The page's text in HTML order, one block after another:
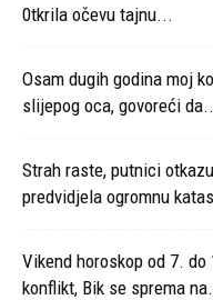
0tkrila očevu tajnu...
Osam dugih godina moj
slijepog oca, govoreći
Strah raste, putnici
predvidjela ogromnu
Vikend horoskop od 7.
konflikt, Bik se sprema